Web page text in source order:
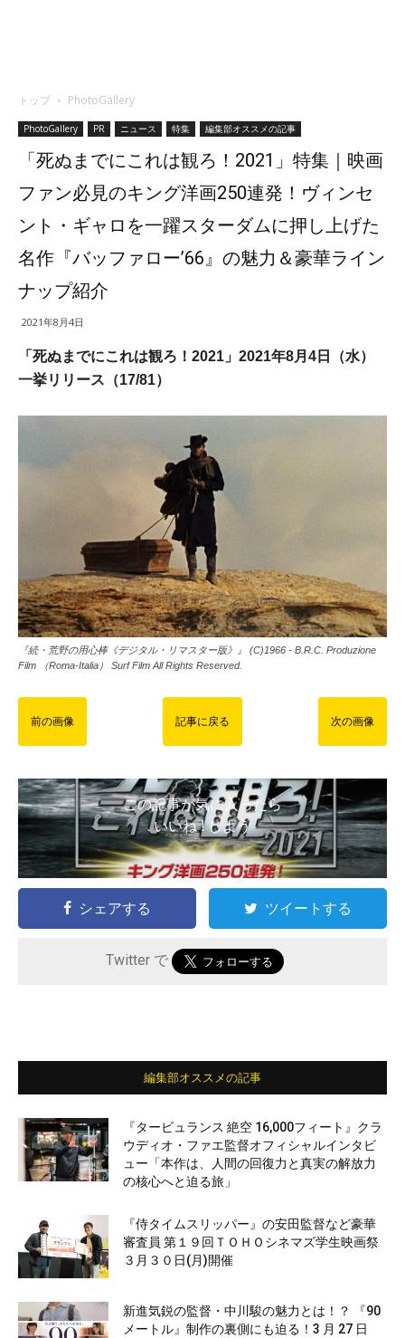
トップ PhotoGallery
PhotoGallery PR ニュース 特集 編集部オススメの記事
「死ぬまでにこれは観ろ！2021」特集｜映画
ファン必見のキング洋画250連発！ヴィンセ
ント・ギャロを一躍スターダムに押し上げた
名作『バッファロー’66』の魅力＆豪華ライン
ナップ紹介
2021年8月4日
「死ぬまでにこれは観ろ！2021」2021年8月4日（水）
一挙リリース（17/81）
『続・荒野の用心棒《デジタル・リマスター版》』 (C)1966 - B.R.C. Produzione
Film （Roma-Italia） Surf Film All Rights Reserved.
前の画像 記事に戻る 次の画像
この記事が気に入ったら
いいね ! しよう
シェアする ツイートする
Twitter で
編集部オススメの記事
『タービュランス 絶空 16,000フィート』クラ
ウディオ・ファエ監督オフィシャルインタビ
ュー「本作は、人間の回復力と真実の解放力
の核心へと迫る旅」
『侍タイムスリッパー』の安田監督など豪華
審査員 第１９回ＴＯＨＯシネマズ学生映画祭
３月３０日(月)開催
新進気鋭の監督・中川駿の魅力とは！？ 『90
メートル』制作の裏側にも迫る！3 月 27 日